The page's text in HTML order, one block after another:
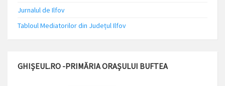
Jurnalul de Ilfov
Tabloul Mediatorilor din Județul Ilfov
GHIȘEUL.RO -PRIMĂRIA ORAȘULUI BUFTEA